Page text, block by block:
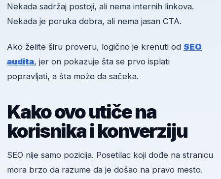
Nekada sadržaj postoji, ali nema internih linkova.
Nekada je poruka dobra, ali nema jasan CTA.
Ako želite širu proveru, logično je krenuti od SEO
audita, jer on pokazuje šta se prvo isplati
popravljati, a šta može da sačeka.
Kako ovo utiče na
korisnika i konverziju
SEO nije samo pozicija. Posetilac koji dođe na stranicu
mora brzo da razume da je došao na pravo mesto.